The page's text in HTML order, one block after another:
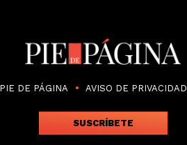
DE PÁGINA AVISO DE PRIVACIDAD
SUSCRÍBETE